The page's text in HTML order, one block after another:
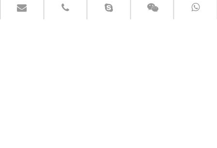
Kontaktiere uns